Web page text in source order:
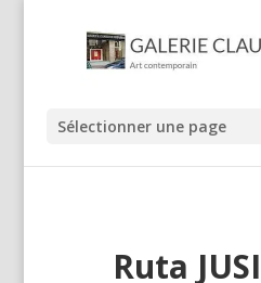
Sélectionner une page
Ruta
97 X 130